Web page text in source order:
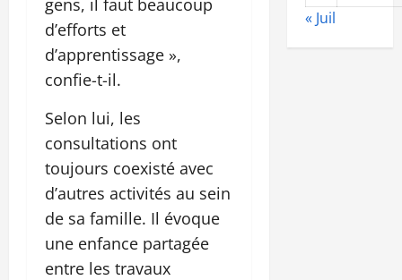
d’efforts et
d’apprentissage »,
confie-t-il.
Selon lui, les
consultations ont
toujours coexisté avec
d’autres activités au sein
de sa famille. Il évoque
une enfance partagée
entre les travaux
« Juil